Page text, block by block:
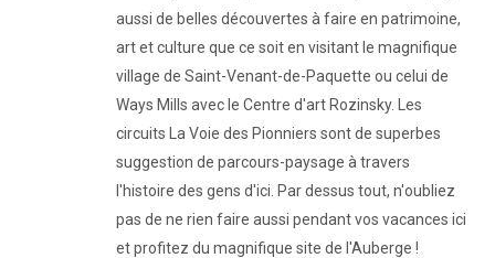
aussi de belles découvertes à faire en patrimoine,
art et culture que ce soit en visitant le magnifique
village de Saint-Venant-de-Paquette ou celui de
Ways Mills avec le Centre d'art Rozinsky. Les
circuits La Voie des Pionniers sont de superbes
suggestion de parcours-paysage à travers
l'histoire des gens d'ici. Par dessus tout, n'oubliez
pas de ne rien faire aussi pendant vos vacances ici
et profitez du magnifique site de l'Auberge !